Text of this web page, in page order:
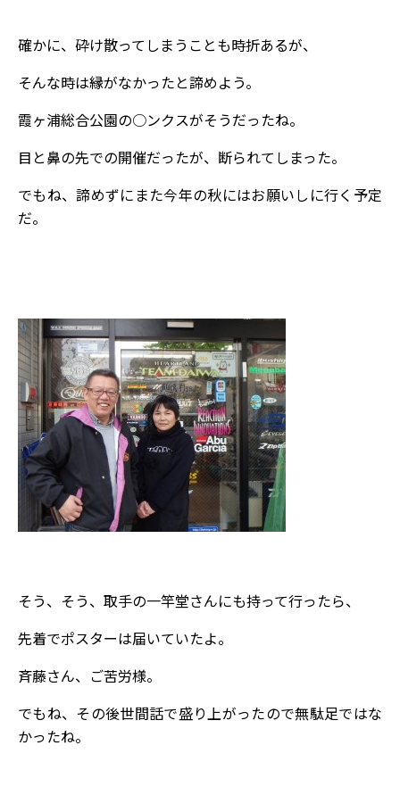
確かに、砕け散ってしまうことも時折あるが、
そんな時は縁がなかったと諦めよう。
霞ヶ浦総合公園の○ンクスがそうだったね。
目と鼻の先での開催だったが、断られてしまった。
でもね、諦めずにまた今年の秋にはお願いしに行く予定
だ。
そう、そう、取手の一竿堂さんにも持って行ったら、
先着でポスターは届いていたよ。
斉藤さん、ご苦労様。
でもね、その後世間話で盛り上がったので無駄足ではな
かったね。